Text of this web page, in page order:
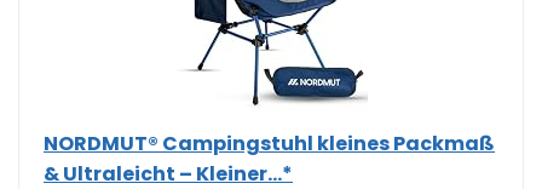
NORDMUT® Campingstuhl kleines Packmaß
& Ultraleicht – Kleiner...*